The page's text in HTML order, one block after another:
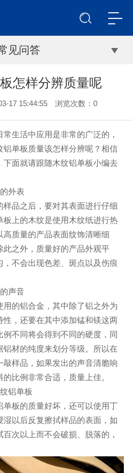
见问答
怎样分辨质量呢
17 15:44:55 浏览次数： 0
生活中应用是非常的广泛的，
铝单板质量该怎样分辨呢？相信
下面就请跟随木纹铝单板小编去
外表
品之后，要对其表面进行仔细
板上的木纹是使用木纹纸进行热
质量的产品表面纹饰清晰细
此之外，质量好的产品外观平
不会出现色差、斑点以及伤痕
声音
的铝合金，其中除了铝之外为
性，还要在其中添加锰和镁这两
不同将会得到不同的硬度，同
铝材的纯度来划分等级。所以在
敲样品，如果发出的声音清脆响
比例非常合适，质量上佳。
铝单板
板的质量好坏，还可以使用丁
以后反复擦拭样品的表面，如
次以上而不会破损、脱落的，